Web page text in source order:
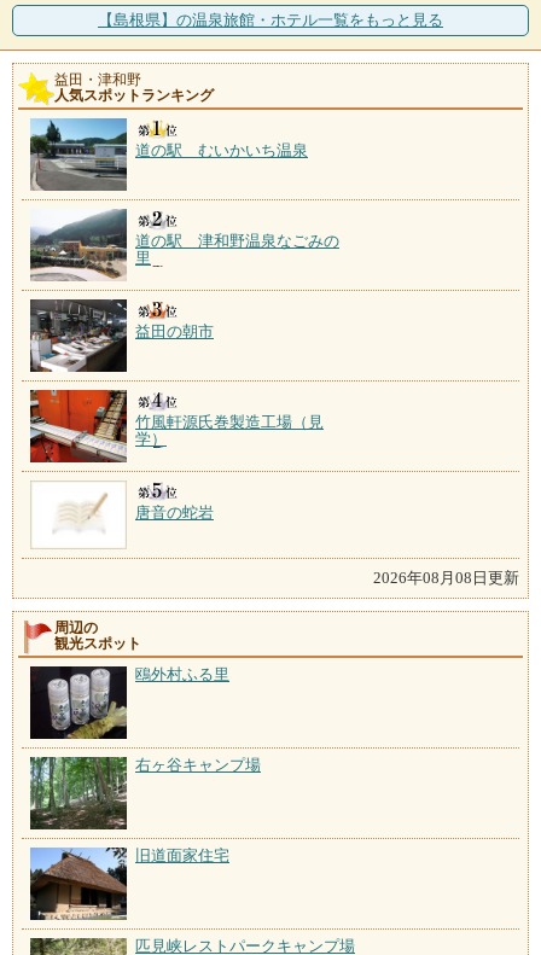
中国山地に湧く温泉は、やわらかい肌ざわりが特徴。
夏はホタルの乱舞、冬は
【島根県】の温泉旅館・ホテル一覧をもっと見る
益田・津和野
人気スポットランキング
道の駅 むいかいち温泉
道の駅 津和野温泉なごみの
里
益田の朝市
竹風軒源氏巻製造工場（見
学）
唐音の蛇岩
2026年08月08日更新
周辺の
観光スポット
鴎外村ふる里
右ヶ谷キャンプ場
旧道面家住宅
匹見峡レストパークキャンプ場